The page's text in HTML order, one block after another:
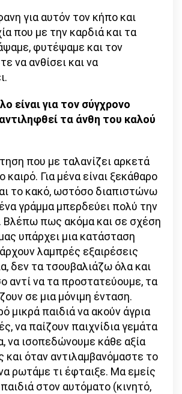
για αυτόν τον κήπο και
που με την καρδιά και τα
φυτέψαμε και τον
να ανθίσει και να
είναι για τον σύγχρονο
τα άνθη του καλού
που με ταλανίζει αρκετά
καιρό. Για μένα είναι ξεκάθαρο
το κακό, ωστόσο διαπιστώνω
γράμμα μπερδεύει πολύ την
Βλέπω πως ακόμα και σε σχέση
υπάρχει μια κατάσταση
λαμπρές εξαιρέσεις
δεν τα τσουβαλιάζω όλα και
αντί να τα προστατεύουμε, τα
σε μια μόνιμη ένταση.
μικρά παιδιά να ακούν άγρια
να παίζουν παιχνίδια γεμάτα
να ισοπεδώνουμε κάθε αξία
και όταν αντιλαμβανόμαστε το
ρωτάμε τι έφταιξε. Μα εμείς
στον αυτόματο (κινητό,